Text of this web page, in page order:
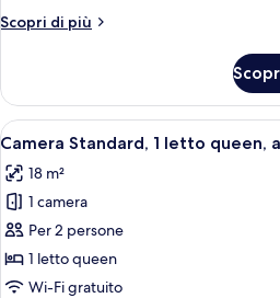
letto
Scopri di più
Altri
Standard,
letto
Apri
tutte
le
foto
per
Camera
Standard,
4
Camera Standard, 1 letto queen,
18 m²
1 camera
Per 2 persone
1 letto queen
Wi-Fi gratuito